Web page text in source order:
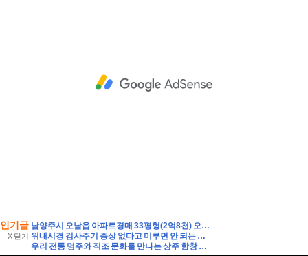
인기글
X 닫기
남양주시 오남읍 아파트경매 33평형(2억8천) 오남체육공원인근 오남아이파크 9층 유찰1회 남양주오남아이파크아파트 부동산경매 매매
위내시경 검사주기 증상 없다고 미루면 안 되는 이유
우리 전통 명주와 직조 문화를 만나는 상주 함창 명주 박물관